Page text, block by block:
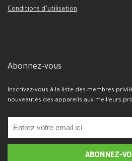
Conditions d’utilisation
Abonnez-vous
Inscrivez-vous à la liste des membres
nouveautés des appareils aux meilleurs